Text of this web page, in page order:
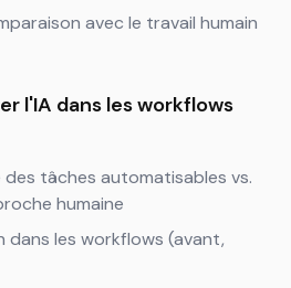
avec le travail humain
l'IA dans les workflows
tâches automatisables vs.
humaine
les workflows (avant,